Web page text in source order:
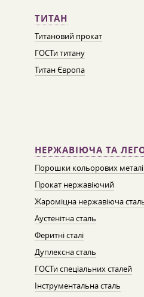
ТИТАН
Титановий прокат
ГОСТи титану
Титан Європа
НЕРЖАВІЮЧА ТА
Порошки кольорових
Прокат нержавіючий
Жароміцна нержавіюча
Аустенітна сталь
Феритні сталі
Дуплексна сталь
ГОСТи спеціальних сталей
Інструментальна сталь